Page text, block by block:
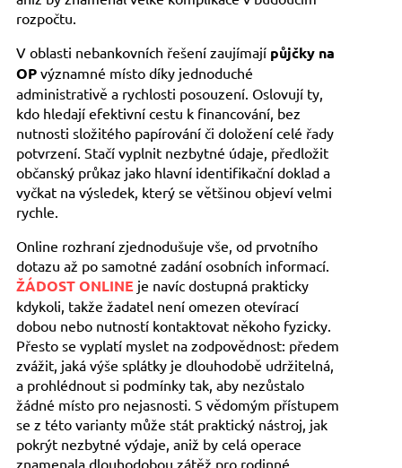
rozpočtu.
V oblasti nebankovních řešení zaujímají půjčky na
OPvýznamné místo díky jednoduché
administrativě a rychlosti posouzení. Oslovují ty,
kdo hledají efektivní cestu k financování, bez
nutnosti složitého papírování či doložení celé řady
potvrzení. Stačí vyplnit nezbytné údaje, předložit
občanský průkaz jako hlavní identifikační doklad a
vyčkat na výsledek, který se většinou objeví velmi
rychle.
Online rozhraní zjednodušuje vše, od prvotního
dotazu až po samotné zadání osobních informací.
ŽÁDOST ONLINEje navíc dostupná prakticky
kdykoli, takže žadatel není omezen otevírací
dobou nebo nutností kontaktovat někoho fyzicky.
Přesto se vyplatí myslet na zodpovědnost: předem
zvážit, jaká výše splátky je dlouhodobě udržitelná,
a prohlédnout si podmínky tak, aby nezůstalo
žádné místo pro nejasnosti. S vědomým přístupem
se z této varianty může stát praktický nástroj, jak
pokrýt nezbytné výdaje, aniž by celá operace
znamenala dlouhodobou zátěž pro rodinné